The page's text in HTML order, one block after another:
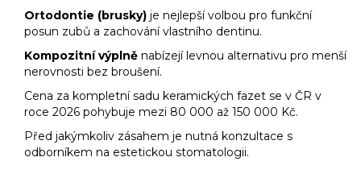
Ortodontie (brusky) je nejlepší volbou pro funkční
posun zubů a zachování vlastního dentinu.
Kompozitní výplně nabízejí levnou alternativu pro menší
nerovnosti bez broušení.
Cena za kompletní sadu keramických fazet se v ČR v
roce 2026 pohybuje mezi 80 000 až 150 000 Kč.
Před jakýmkoliv zásahem je nutná konzultace s
odborníkem na estetickou stomatologii.